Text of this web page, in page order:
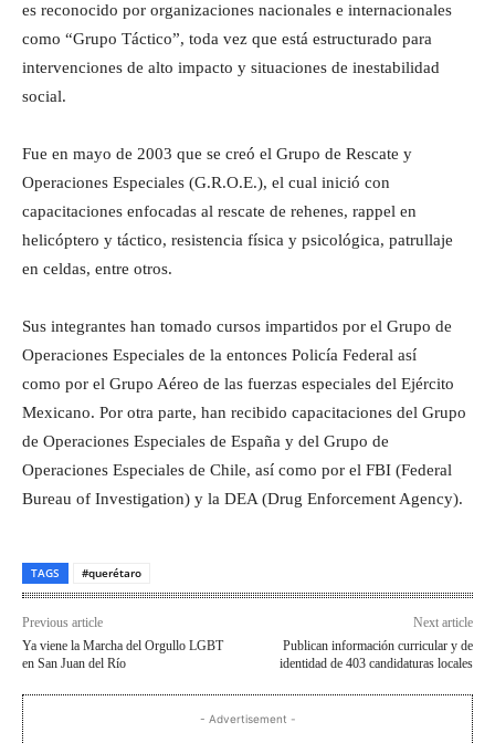
es reconocido por organizaciones nacionales e internacionales
como “Grupo Táctico”, toda vez que está estructurado para
intervenciones de alto impacto y situaciones de inestabilidad
social.
Fue en mayo de 2003 que se creó el Grupo de Rescate y
Operaciones Especiales (G.R.O.E.), el cual inició con
capacitaciones enfocadas al rescate de rehenes, rappel en
helicóptero y táctico, resistencia física y psicológica, patrullaje
en celdas, entre otros.
Sus integrantes han tomado cursos impartidos por el Grupo de
Operaciones Especiales de la entonces Policía Federal así
como por el Grupo Aéreo de las fuerzas especiales del Ejército
Mexicano. Por otra parte, han recibido capacitaciones del Grupo
de Operaciones Especiales de España y del Grupo de
Operaciones Especiales de Chile, así como por el FBI (Federal
Bureau of Investigation) y la DEA (Drug Enforcement Agency).
TAGS #querétaro
Previous article
Ya viene la Marcha del Orgullo LGBT
en San Juan del Río
Next article
Publican información curricular y de
identidad de 403 candidaturas locales
- Advertisement -